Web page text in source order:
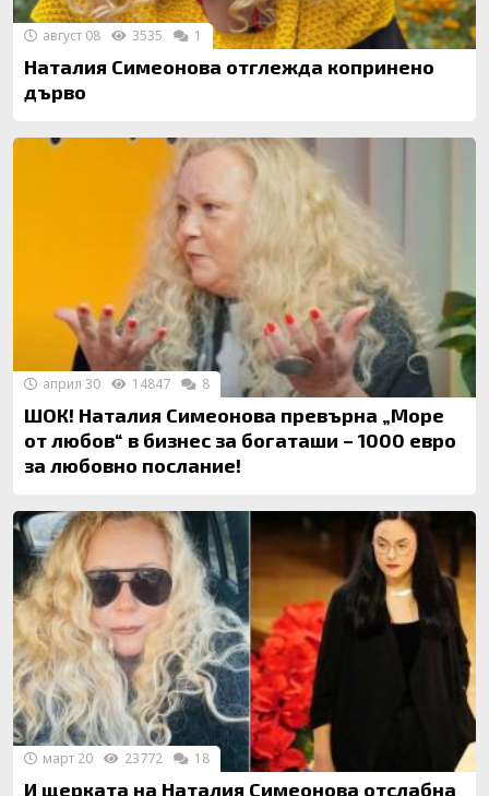
Наталия Симеонова отглежда копринено
дърво
август 08 3535 1
ШОК! Наталия Симеонова превърна „Море
от любов“ в бизнес за богаташи – 1000 евро
за любовно послание!
април 30 14847 8
И щерката на Наталия Симеонова отслабна
март 20 23772 18